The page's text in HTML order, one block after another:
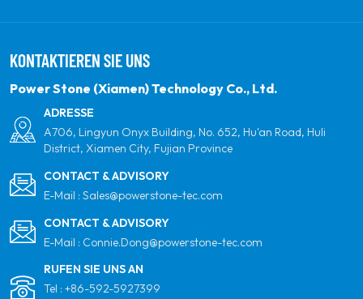
Energieprodukten und Ihrem vertrauenswürdigsten
globalen Partner für Qualität, Professionalität und
KONTAKTIEREN SIE UNS
Power Stone (Xiamen) Technology Co., Ltd.
ADRESSE
A706, Lingyun Onyx Building, No. 652, Hu'an Road, Huli
District, Xiamen City, Fujian Province
CONTACT & ADVISORY
E-Mail : Sales@powerstone-tec.com
CONTACT & ADVISORY
E-Mail : Connie.Dong@powerstone-tec.com
RUFEN SIE UNS AN
Tel : +86-592-5927399